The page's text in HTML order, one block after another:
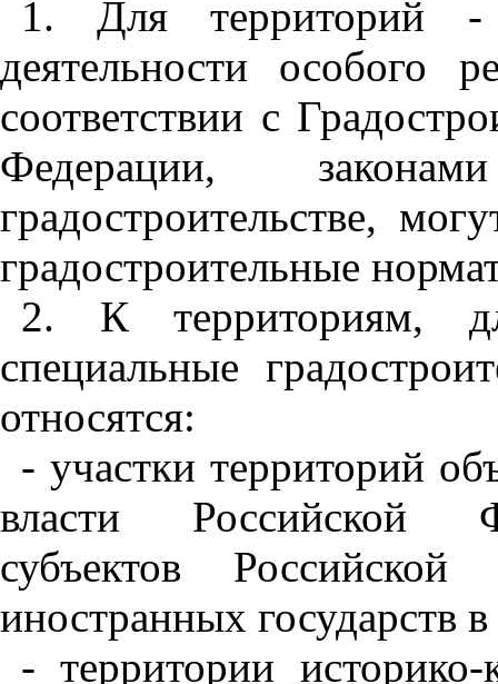
1. Для территорий -
деятельности особого
соответствии с
Федерации,
градостроительстве,
градостроительные
2. К территориям,
специальные
относятся:
- участки территорий
власти Российской
субъектов Российской
иностранных государств
- территории